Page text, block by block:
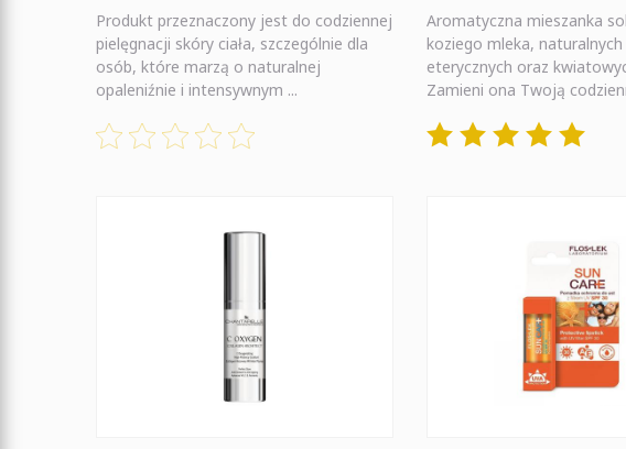
Produkt przeznaczony jest do codziennej
pielęgnacji skóry ciała, szczególnie dla
osób, które marzą o naturalnej
opaleniźnie i intensywnym ...
Aromatyczna mieszanka
koziego mleka,
eterycznych oraz
Zamieni ona Twoją